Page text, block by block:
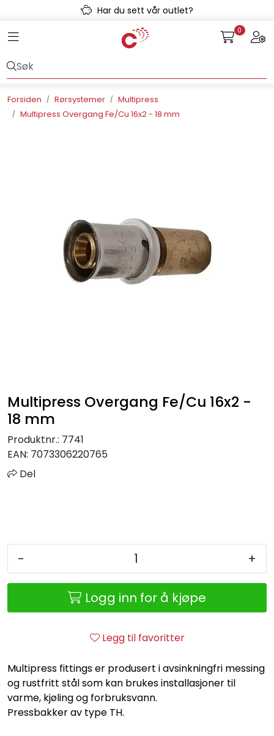
Skip to main contentHar du sett vår outlet?
Toggle navigation 0
Forsiden Rørsystemer
Multipress
Multipress Overgang Fe/Cu 16x2 - 18 mm
Multipress Overgang Fe/Cu 16x2 -
18 mm
Produktnr.: 7741
EAN: 7073306220765
Del
- +
Logg inn for å kjøpe
Legg til favoritter
Multipress fittings er produsert i avsinkningfri messing
og rustfritt stål som kan brukes installasjoner til
varme, kjøling og forbruksvann.
Pressbakker av type TH.
Kulvert
Rørsystemer
Varmeanlegg
Outlet
Retur/reklamasjon